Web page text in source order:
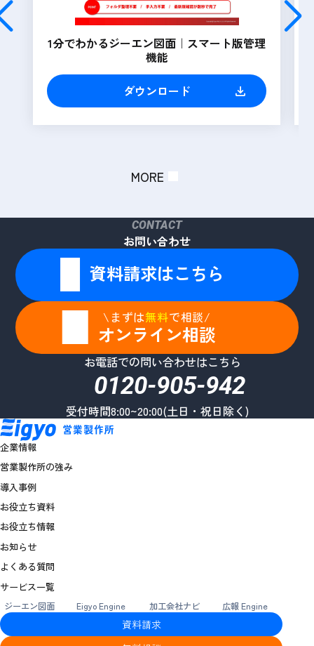
1分でわかるジーエン図面｜スマート版管理
機能
ダウンロード
MORE
CONTACT
お問い合わせ
資料請求はこちら
\まずは無料で相談/
オンライン相談
お電話での問い合わせはこちら
0120-905-942
受付時間8:00~20:00(土日・祝日除く)
資料請求
企業情報
営業製作所の強み
導入事例
お役立ち資料
お役立ち情報
お知らせ
よくある質問
サービス一覧
ジーエン図面 Eigyo Engine 加工会社ナビ 広報 Engine